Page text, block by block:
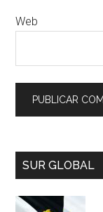
Web
SUR GLOBAL